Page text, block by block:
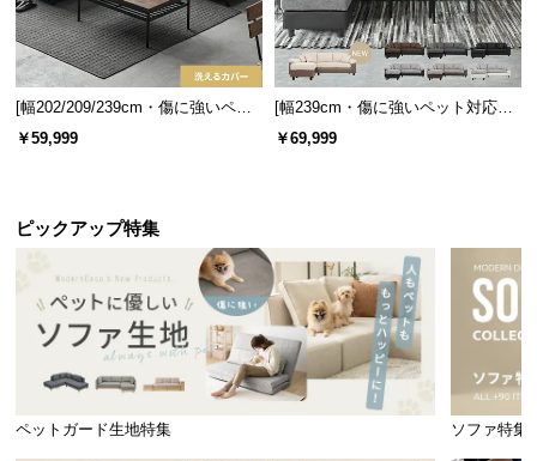
業
情
報
[幅202/209/239cm・傷に強いペッ
ト対応生地も] レイアウト自由 3人
￥59,999
[幅239cm・傷に強いペット対応生
地も] レイアウト自由 3人掛けカウ
￥69,999
ピックアップ特集
ペットガード生地特集 ソファ特集